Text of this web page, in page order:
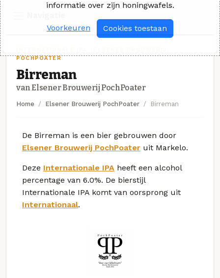
POCHPOATER
Birreman
van Elsener Brouwerij PochPoater
Home Elsener Brouwerij PochPoater Birreman
De Birreman is een bier gebrouwen door
Elsener Brouwerij PochPoater uit Markelo.
Deze Internationale IPA heeft een alcohol
percentage van 6.0%. De bierstijl
Internationale IPA komt van oorsprong uit
Internationaal.
informatie over zijn honingwafels.
Voorkeuren Cookies toestaan